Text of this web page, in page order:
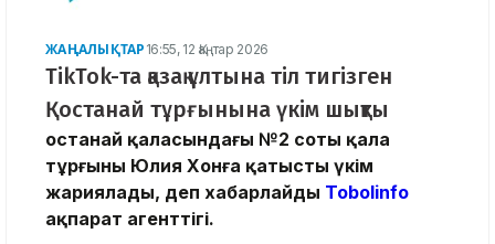
ЖАҢАЛЫҚТАР 16:55, 12 Қаңтар 2026
TikTok-та қазақ ұлтына тіл тигізген
Қостанай тұрғынына үкім шықты
Қостанай қаласындағы №2 соты қала
тұрғыны Юлия Хонға қатысты үкім
жариялады, деп хабарлайды Tobolinfo
ақпарат агенттігі.